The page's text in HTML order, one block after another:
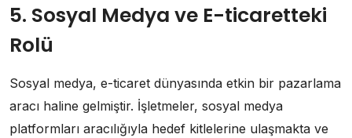
5. Sosyal Medya ve E-ticaretteki
Rolü
Sosyal medya, e-ticaret dünyasında etkin bir pazarlama
aracı haline gelmiştir. İşletmeler, sosyal medya
platformları aracılığıyla hedef kitlelerine ulaşmakta ve